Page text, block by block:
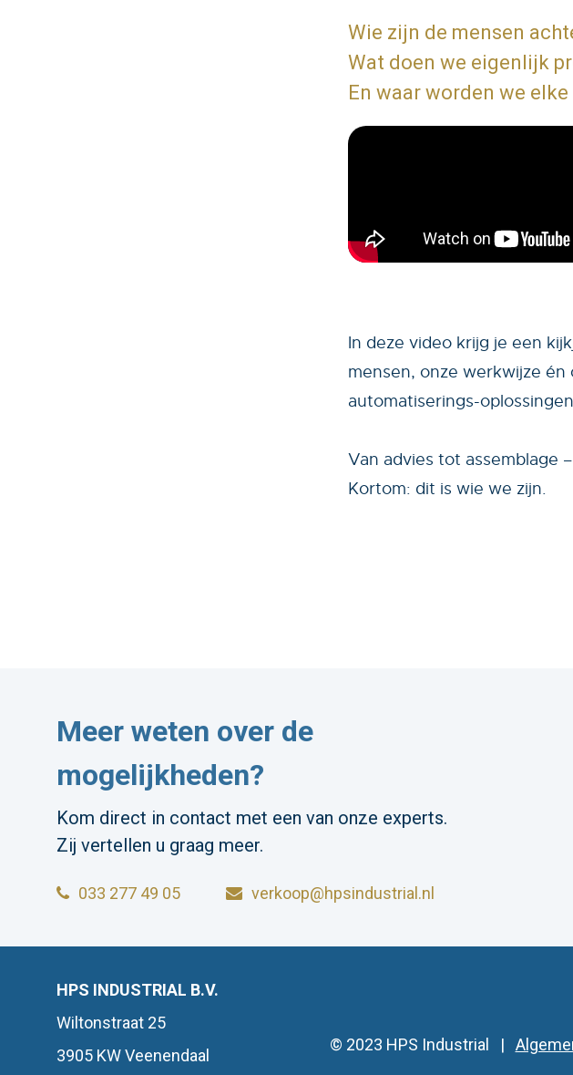
Wie zijn de mensen
Wat doen we eigenlijk
En waar worden we
In deze video krijg je een
mensen, onze werkwijze
automatiserings-
Van advies tot assemblage
Kortom: dit is wie we zijn.
Meer weten over de
mogelijkheden?
Kom direct in contact met een van onze experts.
Zij vertellen u graag meer.
033 277 49 05 verkoop@hpsindustrial.nl
HPS INDUSTRIAL B.V.
Wiltonstraat 25
3905 KW Veenendaal
© 2023 HPS Industrial |